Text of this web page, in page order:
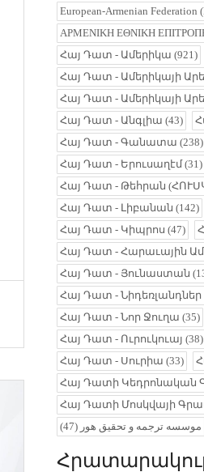
European-Armenian Federation
ΑΡΜΕΝΙΚΗ ΕΘΝΙΚΗ
Հայ Դատ - Ամերիկա (921)
Հայ Դատ - Ամերիկայի
Հայ Դատ - Ամերիկայի
Հայ Դատ - Անգլիա (43)
Հայ Դատ - Գանատա (238)
Հայ Դատ - Երուսաղէմ(31)
Հայ Դատ - Թեհրան
Հայ Դատ - Լիբանան (142)
Հայ Դատ - Կիպրոս (47)
Հայ Դատ - Հարաւային
Հայ Դատ - Յունաստան
Հայ Դատ - Նիդեռլանդներ
Հայ Դատ - Նոր Ջուղա (35)
Հայ Դատ - Ուրուկուայ (38)
Հայ Դատ - Սուրիա (33)
Հայ Դատի Կեդրոնական
Հայ Դատի Մոսկվայի
موسسه ترجمه و تحقیق هور (47)